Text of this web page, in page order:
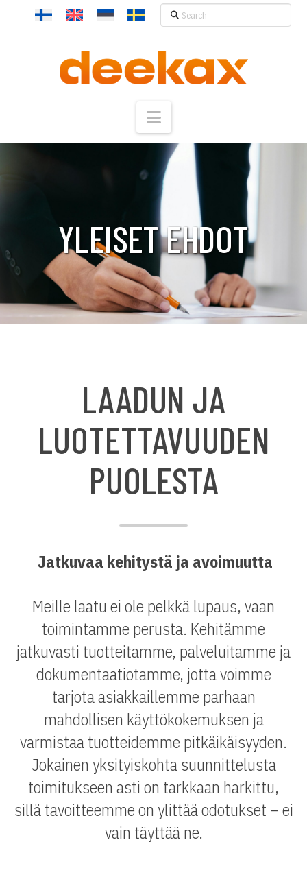
Search
Navigation
YLEISET EHDOT
LAADUN JA
LUOTETTAVUUDEN
PUOLESTA
Jatkuvaa kehitystä ja avoimuutta
Meille laatu ei ole pelkkä lupaus, vaan
toimintamme perusta. Kehitämme
jatkuvasti tuotteitamme, palveluitamme ja
dokumentaatiotamme, jotta voimme
tarjota asiakkaillemme parhaan
mahdollisen käyttökokemuksen ja
varmistaa tuotteidemme pitkäikäisyyden.
Jokainen yksityiskohta suunnittelusta
toimitukseen asti on tarkkaan harkittu,
sillä tavoitteemme on ylittää odotukset – ei
vain täyttää ne.